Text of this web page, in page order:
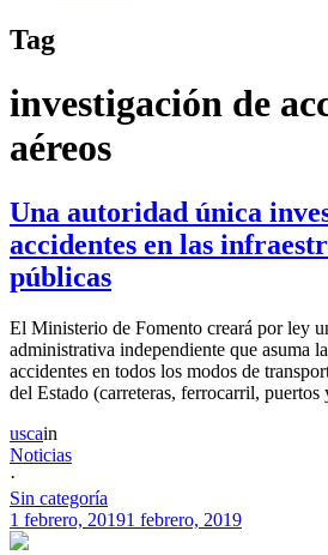
Tag
investigación de
aéreos
Una autoridad única
accidentes en las
públicas
El Ministerio de Fomento creará por ley
administrativa independiente que asuma
accidentes en todos los modos de
del Estado (carreteras, ferrocarril,
uscain
Noticias
·
Sin categoría
1 febrero, 20191 febrero, 2019